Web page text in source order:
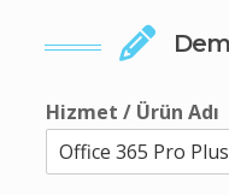
Hizmet / Ürün Adı